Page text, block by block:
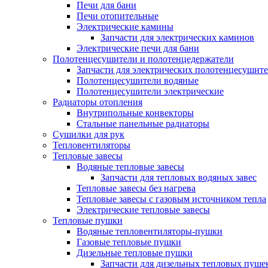
Печи для бани
Печи отопительные
Электрические камины
Запчасти для электрических каминов
Электрические печи для бани
Полотенцесушители и полотенцедержатели
Запчасти для электрических
Полотенцесушители водяные
Полотенцесушители электрические
Радиаторы отопления
Внутрипольные конвекторы
Стальные панельные радиаторы
Сушилки для рук
Тепловентиляторы
Тепловые завесы
Водяные тепловые завесы
Запчасти для тепловых водяных завес
Тепловые завесы без нагрева
Тепловые завесы с газовым источником тепла
Электрические тепловые завесы
Тепловые пушки
Водяные тепловентиляторы-пушки
Газовые тепловые пушки
Дизельные тепловые пушки
Запчасти для дизельных тепловых